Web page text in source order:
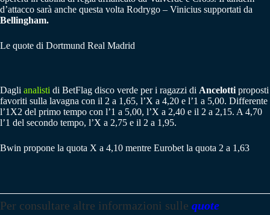
d’attacco sarà anche questa volta Rodrygo – Vinicius supportati da
Bellingham.
Le quote di Dortmund Real Madrid
Dagli analisti di BetFlag disco verde per i ragazzi di Ancelottiproposti
favoriti sulla lavagna con il 2 a 1,65, l’X a 4,20 e l’1 a 5,00. Differente
l’1X2 del primo tempo con l’1 a 5,00, l’X a 2,40 e il 2 a 2,15. A 4,70
l’1 del secondo tempo, l’X a 2,75 e il 2 a 1,95.
Bwin propone la quota X a 4,10 mentre Eurobet la quota 2 a 1,63
Per consultare altre informazioni sulle quote